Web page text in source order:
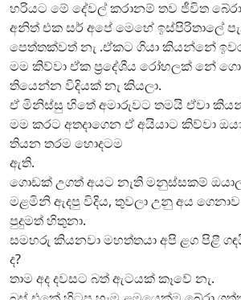
හරියට මේ දේවල් කරානම් තව ජීවිත
අනිත් එක සර් අපේ මෙහේ ඉස්පිරිතාලේ
පෙත්තක්වත් නැ .ඒකට ගියා කියන්නේ
මම කිව්වා ඒක ප්‍රදේශීය රෝහලක් නේ
තියෙන්න විදියක් නැ කියලා.
ඒ මිනිස්සු හිතේ අමාරුවට තමයි ඒවා
මම කරට අතදාගෙන ඒ අයියාට කිව්වා
තියන තරම හොදටම
ඇති.
ගොඩක් උගත් අයට නැති මනුස්සකම්
මළමිනි ඇදපු විදිය, තුවලා උනු අය
පුදුමත් හිතුනා.
සමහරු කියනවා මහත්තයා අපි ළග පිළී
ද?
තාම අද දවසට බත් ඇටයක් කෑවේ නැ.